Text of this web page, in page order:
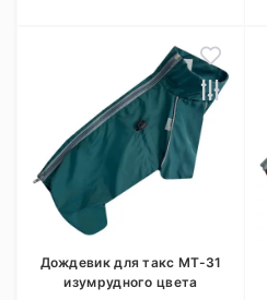
Дождевик для такс MT-31
изумрудного цвета